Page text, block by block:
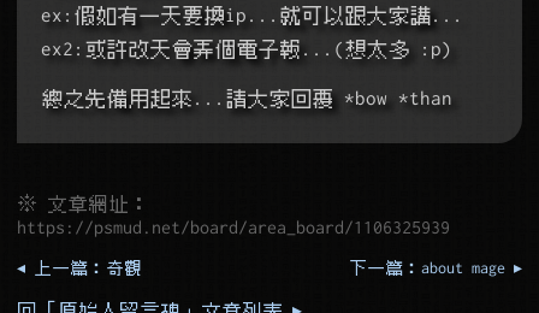
ex:假如有一天要換ip...就可以跟大家講...
ex2:或許改天會弄個電子報...(想太多 :p)
總之先備用起來...請大家回覆 *bow *than
※ 文章網址：
https://psmud.net/board/area_board/1106325939
◂ 上一篇：奇觀 下一篇：about mage ▸